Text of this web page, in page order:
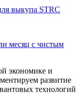
выкупа STRC
месяц с чистым
экономике и
развитие
технологий